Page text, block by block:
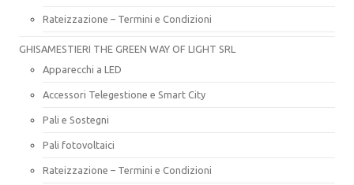
Rateizzazione – Termini e Condizioni
GHISAMESTIERI THE GREEN WAY OF LIGHT SRL
Apparecchi a LED
Accessori Telegestione e Smart City
Pali e Sostegni
Pali fotovoltaici
Rateizzazione – Termini e Condizioni